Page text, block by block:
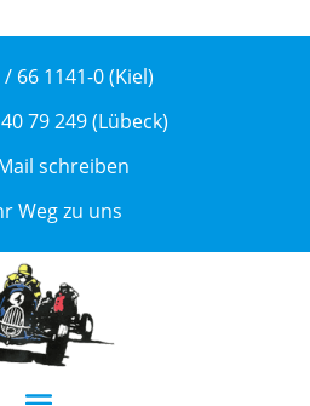
66 1141-0 (Kiel)
79 249 (Lübeck)
schreiben
Weg zu uns